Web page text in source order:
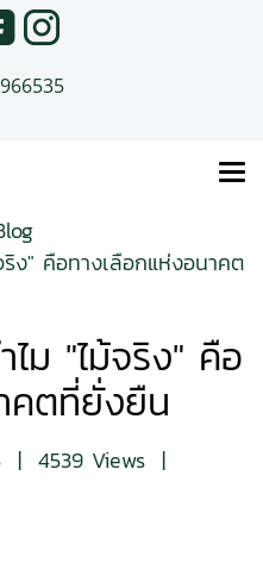
ง" คือทางเลือกแห่งอนาคต
ม "ไม้จริง" คือ
คตที่ยั่งยืน
| 4539 Views |